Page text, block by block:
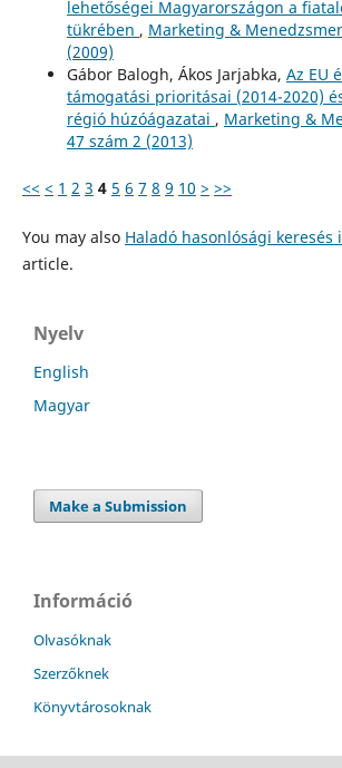
lehetőségei Magyarországon a
tükrében , Marketing &
(2009)
Gábor Balogh, Ákos Jarjabka, Az EU
támogatási prioritásai (2014-2020)
régió húzóágazatai , Marketing &
47 szám 2 (2013)
<< < 1 2 3 4 5 6 7 8 9 10 > >>
You may also Haladó hasonlósági keresés
article.
Nyelv
English
Magyar
Make a Submission
Információ
Olvasóknak
Szerzőknek
Könyvtárosoknak